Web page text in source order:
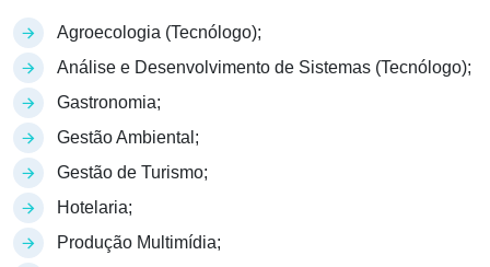
Agroecologia (Tecnólogo);
Análise e Desenvolvimento de Sistemas (Tecnólogo);
Gastronomia;
Gestão Ambiental;
Gestão de Turismo;
Hotelaria;
Produção Multimídia;